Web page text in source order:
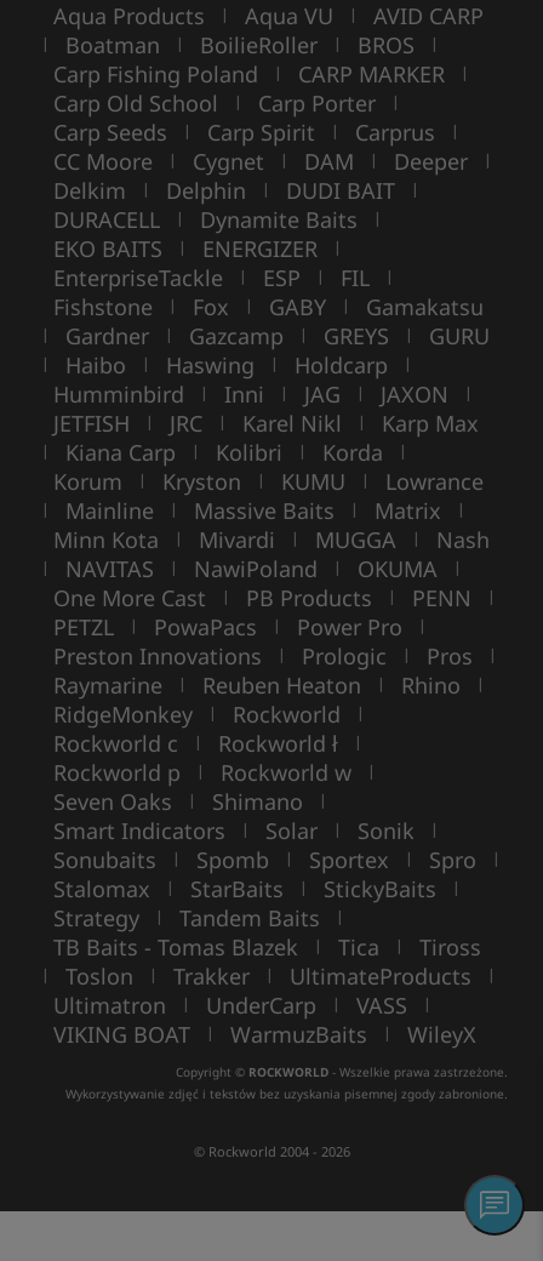
Aqua Products | Aqua VU | AVID CARP
| Boatman | BoilieRoller | BROS |
Carp Fishing Poland | CARP MARKER |
Carp Old School | Carp Porter |
Carp Seeds | Carp Spirit | Carprus |
CC Moore | Cygnet | DAM | Deeper |
Delkim | Delphin | DUDI BAIT |
DURACELL | Dynamite Baits |
EKO BAITS | ENERGIZER |
EnterpriseTackle | ESP | FIL |
Fishstone | Fox | GABY | Gamakatsu
| Gardner | Gazcamp | GREYS | GURU
| Haibo | Haswing | Holdcarp |
Humminbird | Inni | JAG | JAXON |
JETFISH | JRC | Karel Nikl | Karp Max
| Kiana Carp | Kolibri | Korda |
Korum | Kryston | KUMU | Lowrance
| Mainline | Massive Baits | Matrix |
Minn Kota | Mivardi | MUGGA | Nash
| NAVITAS | NawiPoland | OKUMA |
One More Cast | PB Products | PENN |
PETZL | PowaPacs | Power Pro |
Preston Innovations | Prologic | Pros |
Raymarine | Reuben Heaton | Rhino |
RidgeMonkey | Rockworld |
Rockworld c | Rockworld ł |
Rockworld p | Rockworld w |
Seven Oaks | Shimano |
Smart Indicators | Solar | Sonik |
Sonubaits | Spomb | Sportex | Spro |
Stalomax | StarBaits | StickyBaits |
Strategy | Tandem Baits |
TB Baits - Tomas Blazek | Tica | Tiross
| Toslon | Trakker | UltimateProducts |
Ultimatron | UnderCarp | VASS |
VIKING BOAT | WarmuzBaits | WileyX
Copyright © ROCKWORLD - Wszelkie prawa zastrzeżone.
Wykorzystywanie zdjęć i tekstów bez uzyskania pisemnej zgody zabronione.
© Rockworld 2004 - 2026